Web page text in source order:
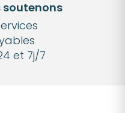
soutenons
et 7j/7